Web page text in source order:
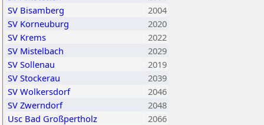
SV Bisamberg
2004
SV Korneuburg
2020
SV Krems
2022
SV Mistelbach
2029
SV Sollenau
2019
SV Stockerau
2039
SV Wolkersdorf
2046
SV Zwerndorf
2048
Usc Bad Großpertholz
2066